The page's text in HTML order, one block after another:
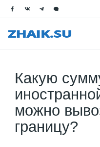
Какую
можно
границу?